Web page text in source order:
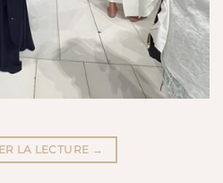
LA LECTURE →